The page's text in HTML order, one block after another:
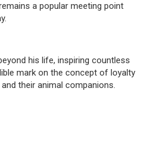
a popular meeting point
his life, inspiring countless
mark on the concept of loyalty
their animal companions.